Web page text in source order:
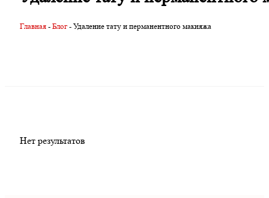
Главная - Блог - Удаление тату и перманентного макияжа
Нет результатов